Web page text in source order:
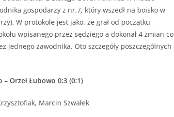
gospodarzy z nr.7, który wszedł na boisko w
W protokole jest jako, że grał od początku
wpisanego przez sędziego a dokonał 4 zmian co
jednego zawodnika. Oto szczegóły poszczególnych
Orzeł Łubowo 0:3 (0:1)
Marcin Szwałek